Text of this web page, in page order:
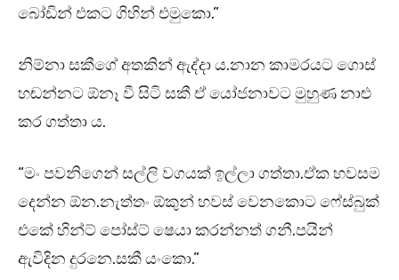
බෝඩින් එකට ගිහින් එමුකො.”
නිම්නා සකීගේ අතකින් ඇද්දා ය.නාන කාමරයට ගොස්
හඬන්නට ඕනෑ වී සිටි සකී ඒ යෝජනාවට මුහුණ නාළු
කර ගත්තා ය.
“මං පවනිගෙන් සල්ලි වගයක් ඉල්ලා ගත්තා.ඒක හවසම
දෙන්න ඕන.නැත්තං ඕකුන් හවස් වෙනකොට ෆේස්බුක්
එකේ හින්ට් පෝස්ට් ෂෙයා කරන්නත් ගනී.පයින්
ඇවිදින දුරනෙ.සකී යංකො.”